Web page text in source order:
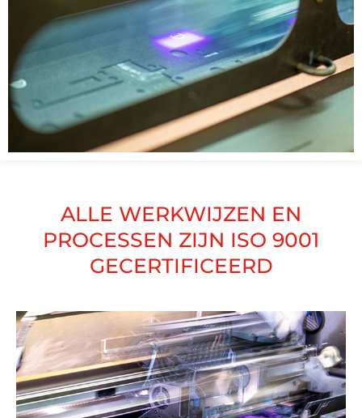
ALLE WERKWIJZEN EN
PROCESSEN ZIJN ISO 9001
GECERTIFICEERD